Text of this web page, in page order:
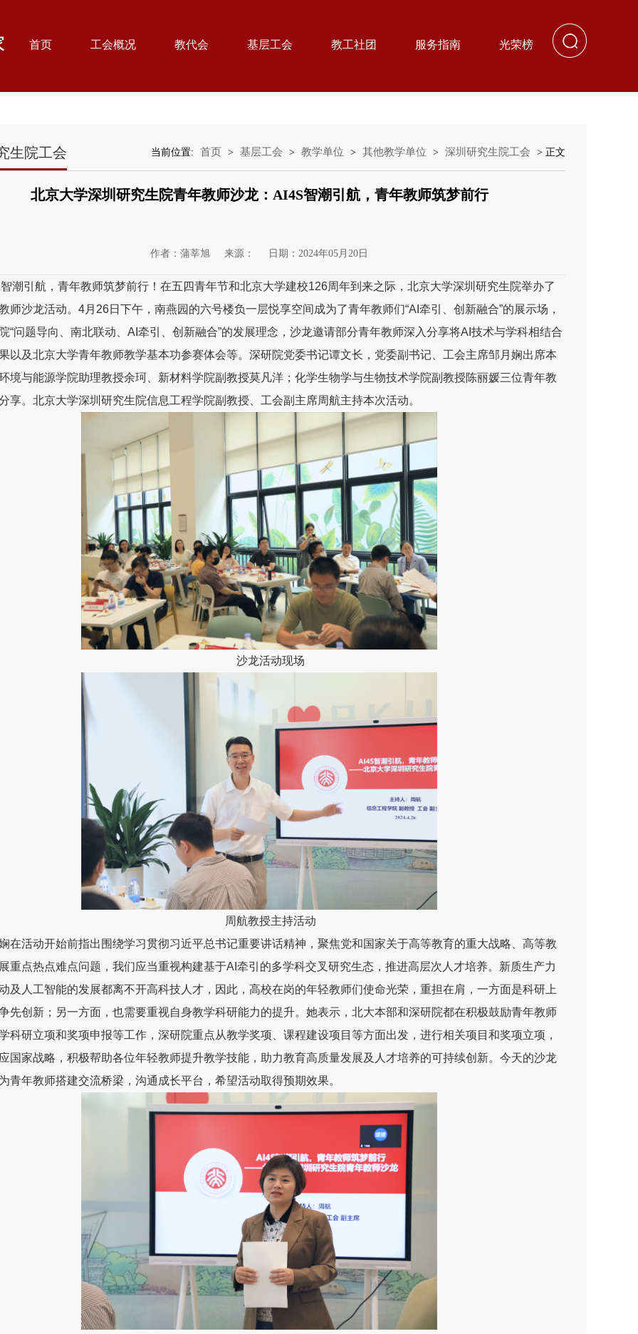
首页 工会概况 教代会 基层工会 教工社团 服务指南 光荣榜
生院工会 当前位置: 首页 > 基层工会 > 教学单位 > 其他教学单位 > 深圳研究生院工会 > 正文
北京大学深圳研究生院青年教师沙龙：AI4S智潮引航，青年教师筑梦前行
作者：蒲莘旭 来源： 日期：2024年05月20日
潮引航，青年教师筑梦前行！在五四青年节和北京大学建校126周年到来之际，北京大学深圳研究生院举办了
师沙龙活动。4月26日下午，南燕园的六号楼负一层悦享空间成为了青年教师们“AI牵引、创新融合”的展示场，
“问题导向、南北联动、AI牵引、创新融合”的发展理念，沙龙邀请部分青年教师深入分享将AI技术与学科相结合
以及北京大学青年教师教学基本功参赛体会等。深研院党委书记谭文长，党委副书记、工会主席邹月娴出席本
境与能源学院助理教授余珂、新材料学院副教授莫凡洋；化学生物学与生物技术学院副教授陈丽媛三位青年教
享。北京大学深圳研究生院信息工程学院副教授、工会副主席周航主持本次活动。
沙龙活动现场
周航教授主持活动
在活动开始前指出围绕学习贯彻习近平总书记重要讲话精神，聚焦党和国家关于高等教育的重大战略、高等教
重点热点难点问题，我们应当重视构建基于AI牵引的多学科交叉研究生态，推进高层次人才培养。新质生产力
及人工智能的发展都离不开高科技人才，因此，高校在岗的年轻教师们使命光荣，重担在肩，一方面是科研上
先创新；另一方面，也需要重视自身教学科研能力的提升。她表示，北大本部和深研院都在积极鼓励青年教师
科研立项和奖项申报等工作，深研院重点从教学奖项、课程建设项目等方面出发，进行相关项目和奖项立项，
国家战略，积极帮助各位年轻教师提升教学技能，助力教育高质量发展及人才培养的可持续创新。今天的沙龙
青年教师搭建交流桥梁，沟通成长平台，希望活动取得预期效果。